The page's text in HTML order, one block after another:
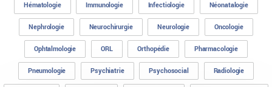
Hématologie Immunologie Infectiologie Néonatalogie
Nephrologie Neurochirurgie Neurologie Oncologie
Ophtalmologie ORL Orthopédie Pharmacologie
Pneumologie Psychiatrie Psychosocial Radiologie